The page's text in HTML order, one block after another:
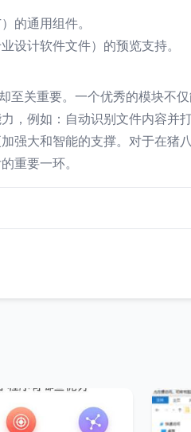
的通用组件。
设计软件文件）的预览支持。
至关重要。一个优秀的模块不
，例如：自动识别文件内容并
强大和智能的支撑。对于在猪
重要一环。